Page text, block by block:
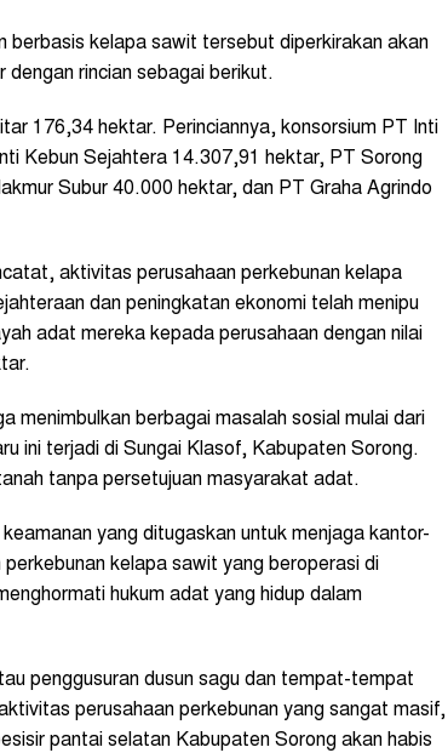
berbasis kelapa sawit tersebut diperkirakan akan
dengan rincian sebagai berikut.
176,34 hektar. Perinciannya, konsorsium PT Inti
Kebun Sejahtera 14.307,91 hektar, PT Sorong
Subur 40.000 hektar, dan PT Graha Agrindo
aktivitas perusahaan perkebunan kelapa
dan peningkatan ekonomi telah menipu
adat mereka kepada perusahaan dengan nilai
menimbulkan berbagai masalah sosial mulai dari
ini terjadi di Sungai Klasof, Kabupaten Sorong.
tanpa persetujuan masyarakat adat.
yang ditugaskan untuk menjaga kantor-
kelapa sawit yang beroperasi di
hukum adat yang hidup dalam
penggusuran dusun sagu dan tempat-tempat
perusahaan perkebunan yang sangat masif,
pantai selatan Kabupaten Sorong akan habis